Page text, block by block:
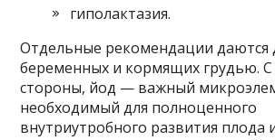
гиполактазия.
Отдельные рекомендации даются
беременных и кормящих грудью.
стороны, йод — важный
необходимый для полноценного
внутриутробного развития плода